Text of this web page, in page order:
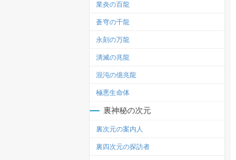
業炎の百龍
蒼穹の千龍
永刻の万龍
潰滅の兆龍
混沌の億兆龍
極悪生命体
裏神秘の次元
裏次元の案内人
裏四次元の探訪者